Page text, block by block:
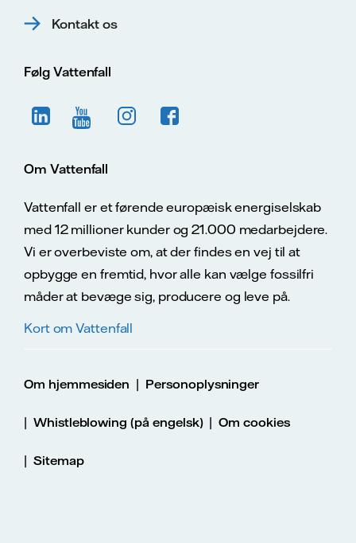
Kontakt os
Følg Vattenfall
Om Vattenfall
Vattenfall er et førende europæisk energiselskab
med 12 millioner kunder og 21.000 medarbejdere.
Vi er overbeviste om, at der findes en vej til at
opbygge en fremtid, hvor alle kan vælge fossilfri
måder at bevæge sig, producere og leve på.
Kort om Vattenfall
Om hjemmesiden | Personoplysninger
| Whistleblowing (på engelsk)|Om cookies
| Sitemap